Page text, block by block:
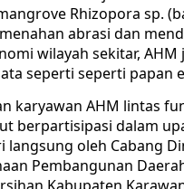
Rhizopora sp.
abrasi dan
wilayah sekitar,
seperti seperti papan
karyawan AHM lintas
berpartisipasi dalam
oleh Cabang
Pembangunan